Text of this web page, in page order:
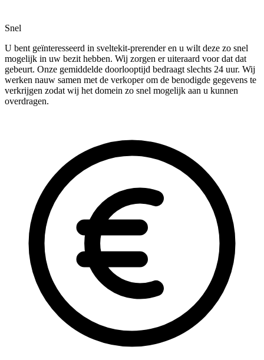
Snel
U bent geïnteresseerd in sveltekit-prerender en u wilt deze zo snel
mogelijk in uw bezit hebben. Wij zorgen er uiteraard voor dat dat
gebeurt. Onze gemiddelde doorlooptijd bedraagt slechts 24 uur. Wij
werken nauw samen met de verkoper om de benodigde gegevens te
verkrijgen zodat wij het domein zo snel mogelijk aan u kunnen
overdragen.